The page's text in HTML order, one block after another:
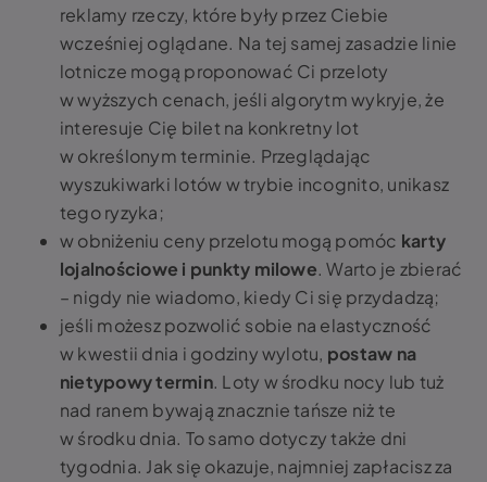
reklamy rzeczy, które były przez Ciebie
wcześniej oglądane. Na tej samej zasadzie linie
lotnicze mogą proponować Ci przeloty
w wyższych cenach, jeśli algorytm wykryje, że
interesuje Cię bilet na konkretny lot
w określonym terminie. Przeglądając
wyszukiwarki lotów w trybie incognito, unikasz
tego ryzyka;
w obniżeniu ceny przelotu mogą pomóc karty
lojalnościowe i punkty milowe. Warto je zbierać
– nigdy nie wiadomo, kiedy Ci się przydadzą;
jeśli możesz pozwolić sobie na elastyczność
w kwestii dnia i godziny wylotu, postaw na
nietypowy termin. Loty w środku nocy lub tuż
nad ranem bywają znacznie tańsze niż te
w środku dnia. To samo dotyczy także dni
tygodnia. Jak się okazuje, najmniej zapłacisz za